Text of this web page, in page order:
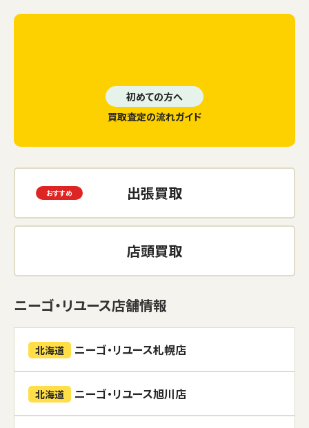
初めての方へ
買取査定の流れガイド
出張買取
店頭買取
ニーゴ・リユース店舗情報
北海道 ニーゴ・リユース札幌店
北海道 ニーゴ・リユース旭川店